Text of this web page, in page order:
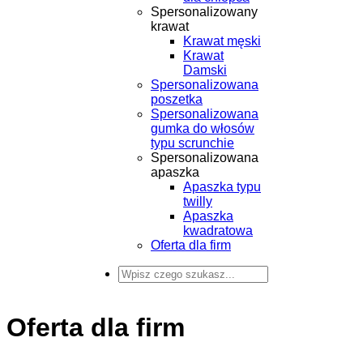
Spersonalizowany
krawat
Krawat męski
Krawat
Damski
Spersonalizowana
poszetka
Spersonalizowana
gumka do włosów
typu scrunchie
Spersonalizowana
apaszka
Apaszka typu
twilly
Apaszka
kwadratowa
Oferta dla firm
Oferta dla firm